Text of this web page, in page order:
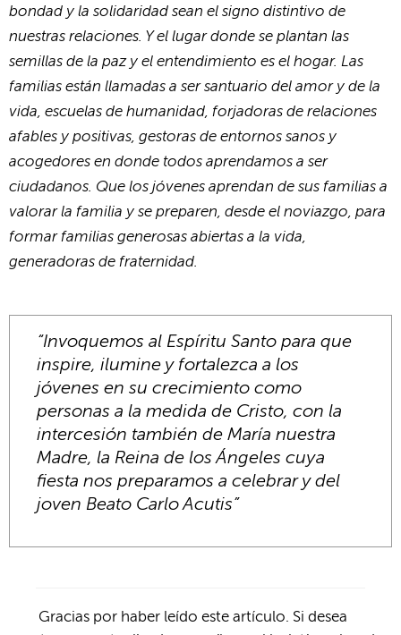
bondad y la solidaridad sean el signo distintivo de
nuestras relaciones. Y el lugar donde se plantan las
semillas de la paz y el entendimiento es el hogar. Las
familias están llamadas a ser santuario del amor y de la
vida, escuelas de humanidad, forjadoras de relaciones
afables y positivas, gestoras de entornos sanos y
acogedores en donde todos aprendamos a ser
ciudadanos. Que los jóvenes aprendan de sus familias a
valorar la familia y se preparen, desde el noviazgo, para
formar familias generosas abiertas a la vida,
generadoras de fraternidad.
“Invoquemos al Espíritu Santo para que
inspire, ilumine y fortalezca a los
jóvenes en su crecimiento como
personas a la medida de Cristo, con la
intercesión también de María nuestra
Madre, la Reina de los Ángeles cuya
fiesta nos preparamos a celebrar y del
joven Beato Carlo Acutis”
Gracias por haber leído este artículo. Si desea